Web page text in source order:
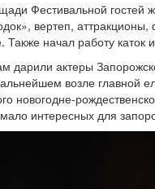
Фестивальной гостей
вертеп,
Также начал работу
дарили актеры
возле главной
новогодне-
интересных для